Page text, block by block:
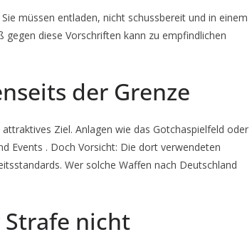
müssen entladen, nicht schussbereit und in einem
diese Vorschriften kann zu empfindlichen
der Grenze
Ziel. Anlagen wie das Gotchaspielfeld oder
Events . Doch Vorsicht: Die dort verwendeten
Wer solche Waffen nach Deutschland
nicht